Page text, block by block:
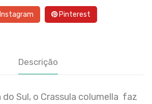
Instagram Pinterest
Descrição
Sul, o Crassula columella faz